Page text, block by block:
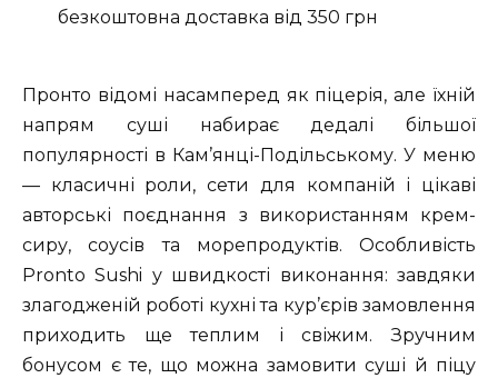
безкоштовна доставка від 350 грн
Пронто відомі насамперед як піцерія, але їхній
напрям суші набирає дедалі більшої
популярності в Кам’янці-Подільському. У меню
— класичні роли, сети для компаній і цікаві
авторські поєднання з використанням крем-
сиру, соусів та морепродуктів. Особливість
Pronto Sushi у швидкості виконання: завдяки
злагодженій роботі кухні та кур’єрів замовлення
приходить ще теплим і свіжим. Зручним
бонусом є те, що можна замовити суші й піцу